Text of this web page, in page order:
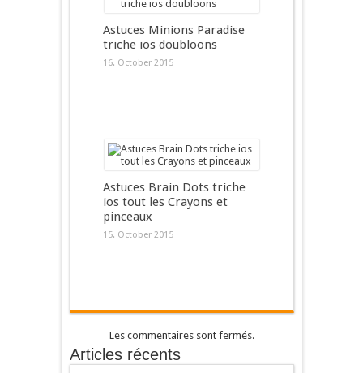
Astuces Minions Paradise
triche ios doubloons
16. October 2015
Astuces Brain Dots triche
ios tout les Crayons et
pinceaux
15. October 2015
Les commentaires sont fermés.
Articles récents